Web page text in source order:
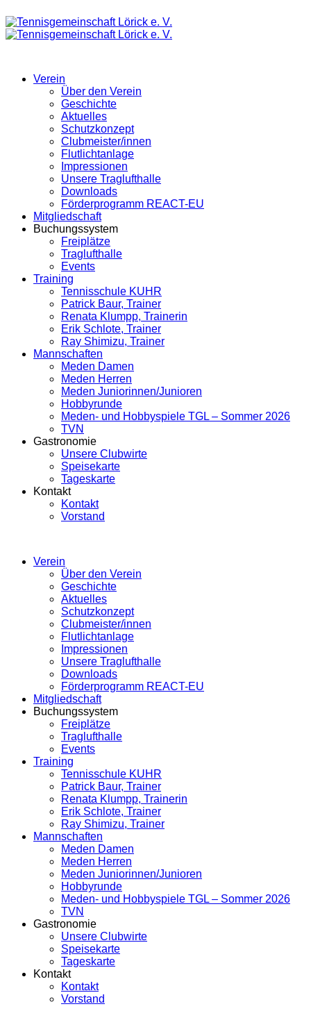
Verein
Über den Verein
Geschichte
Aktuelles
Schutzkonzept
Clubmeister/innen
Flutlichtanlage
Impressionen
Unsere Traglufthalle
Downloads
Förderprogramm REACT-EU
Mitgliedschaft
Buchungssystem
Freiplätze
Traglufthalle
Events
Training
Tennisschule KUHR
Patrick Baur, Trainer
Renata Klumpp, Trainerin
Erik Schlote, Trainer
Ray Shimizu, Trainer
Mannschaften
Meden Damen
Meden Herren
Meden Juniorinnen/Junioren
Hobbyrunde
Meden- und Hobbyspiele TGL – Sommer 2026
TVN
Gastronomie
Unsere Clubwirte
Speisekarte
Tageskarte
Kontakt
Kontakt
Vorstand
Verein
Über den Verein
Geschichte
Aktuelles
Schutzkonzept
Clubmeister/innen
Flutlichtanlage
Impressionen
Unsere Traglufthalle
Downloads
Förderprogramm REACT-EU
Mitgliedschaft
Buchungssystem
Freiplätze
Traglufthalle
Events
Training
Tennisschule KUHR
Patrick Baur, Trainer
Renata Klumpp, Trainerin
Erik Schlote, Trainer
Ray Shimizu, Trainer
Mannschaften
Meden Damen
Meden Herren
Meden Juniorinnen/Junioren
Hobbyrunde
Meden- und Hobbyspiele TGL – Sommer 2026
TVN
Gastronomie
Unsere Clubwirte
Speisekarte
Tageskarte
Kontakt
Kontakt
Vorstand